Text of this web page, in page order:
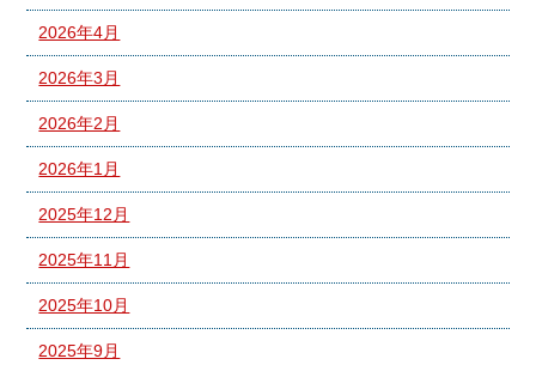
2026年4月
2026年3月
2026年2月
2026年1月
2025年12月
2025年11月
2025年10月
2025年9月